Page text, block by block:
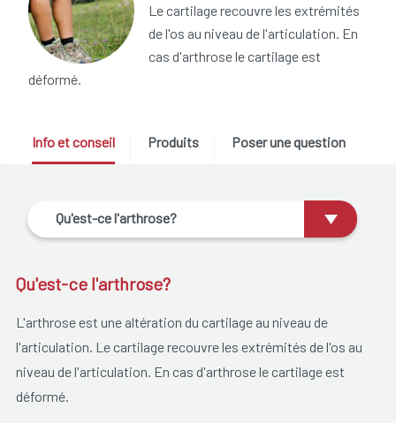
Le cartilage recouvre les extrémités
de l'os au niveau de l'articulation. En
cas d'arthrose le cartilage est
déformé.
Info et conseil Produits Poser une question
Qu'est-ce l'arthrose?
Qu'est-ce l'arthrose?
L'arthrose est une altération du cartilage au niveau de
l'articulation. Le cartilage recouvre les extrémités de l'os au
niveau de l'articulation. En cas d'arthrose le cartilage est
déformé.